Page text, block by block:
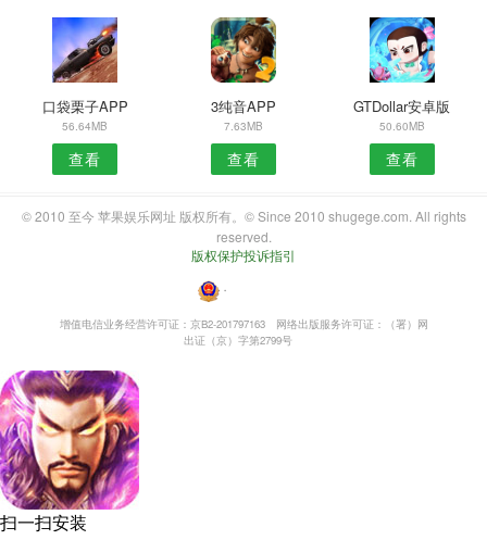
口袋栗子APP
56.64MB
查看
3纯音APP
7.63MB
查看
GTDollar安卓版
50.60MB
查看
© 2010 至今 苹果娱乐网址 版权所有。© Since 2010 shugege.com. All rights
reserved.
版权保护投诉指引
・
增值电信业务经营许可证：京B2-201797163
网络出版服务许可证：（署）网
出证（京）字第2799号
扫一扫安装